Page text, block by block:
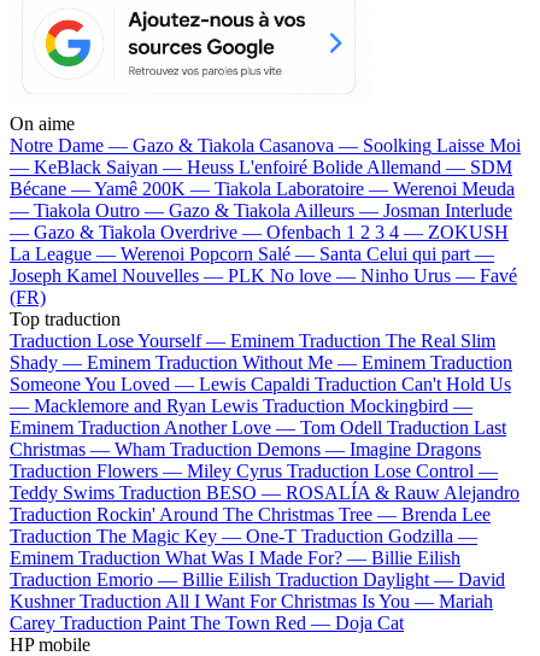
On aime
Notre Dame — Gazo & Tiakola Casanova — Soolking Laisse Moi
— KeBlack Saiyan — Heuss L'enfoiré Bolide Allemand — SDM
Bécane —Yamê 200K — Tiakola Laboratoire — Werenoi Meuda
— Tiakola Outro — Gazo & Tiakola Ailleurs — Josman Interlude
— Gazo & Tiakola Overdrive — Ofenbach 1 2 3 4 — ZOKUSH
La League — Werenoi Popcorn Salé — Santa Celui qui part —
Joseph Kamel Nouvelles — PLK No love — Ninho Urus — Favé
(FR)
Top traduction
Traduction Lose Yourself — Eminem Traduction The Real Slim
Shady — Eminem Traduction Without Me — Eminem Traduction
Someone You Loved — Lewis Capaldi Traduction Can't Hold Us
— Macklemore and Ryan Lewis Traduction Mockingbird —
Eminem Traduction Another Love — Tom Odell Traduction Last
Christmas — Wham Traduction Demons — Imagine Dragons
Traduction Flowers — Miley Cyrus Traduction Lose Control —
Teddy Swims Traduction BESO — ROSALÍA & Rauw Alejandro
Traduction Rockin' Around The Christmas Tree — Brenda Lee
Traduction The Magic Key — One-T Traduction Godzilla —
Eminem Traduction What Was I Made For? — Billie Eilish
Traduction Emorio — Billie Eilish Traduction Daylight — David
Kushner Traduction All I Want For Christmas Is You — Mariah
Carey Traduction Paint The Town Red — Doja Cat
HP mobile